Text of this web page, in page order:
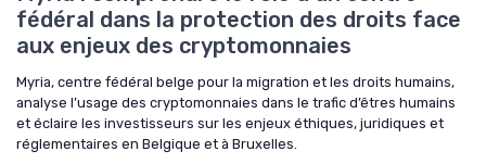
fédéral dans la protection des droits face
aux enjeux des cryptomonnaies
Myria, centre fédéral belge pour la migration et les droits humains,
analyse l’usage des cryptomonnaies dans le trafic d’êtres humains
et éclaire les investisseurs sur les enjeux éthiques, juridiques et
réglementaires en Belgique et à Bruxelles.